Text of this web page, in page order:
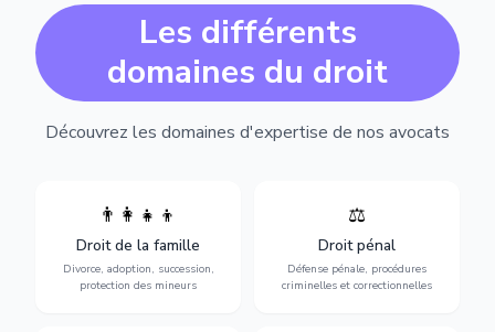
Les différents
domaines du droit
Découvrez les domaines d'expertise de nos avocats
👨‍👩‍👧‍👦
Droit de la famille
Divorce, adoption, succession,
protection des mineurs
Divorce, garde d'enfants,
adoption, succession et
protection des personnes
vulnérables.
⚖️
Droit pénal
Défense pénale, procédures
criminelles et correctionnelles
Expertise en matière pénale,
vue jusqu'au procès, pour
toute affaire correctionnelle
ou criminelle.